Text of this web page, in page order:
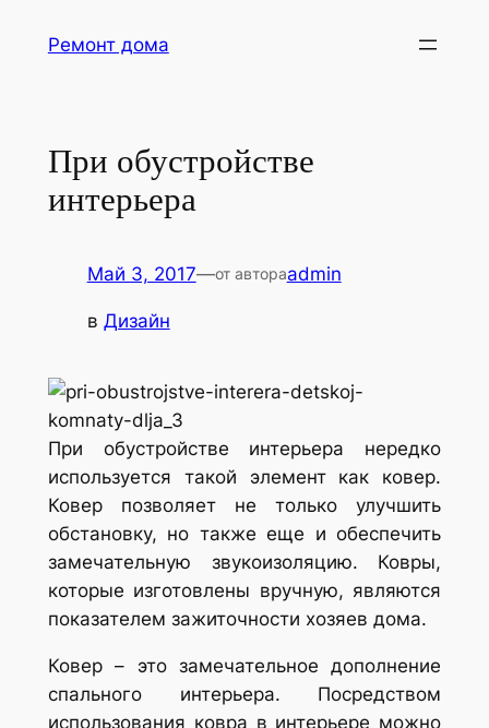
Ремонт дома
При обустройстве
интерьера
Май 3, 2017—от автораadmin
в Дизайн
При обустройстве интерьера нередко
используется такой элемент как ковер.
Ковер позволяет не только улучшить
обстановку, но также еще и обеспечить
замечательную звукоизоляцию. Ковры,
которые изготовлены вручную, являются
показателем зажиточности хозяев дома.
Ковер – это замечательное дополнение
спального интерьера. Посредством
использования ковра в интерьере можно